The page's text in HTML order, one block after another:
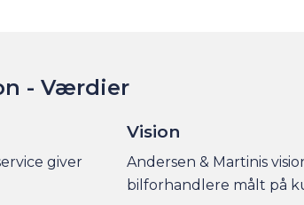
- Værdier
giver
Vision
Andersen & Martinis
bilforhandlere målt på